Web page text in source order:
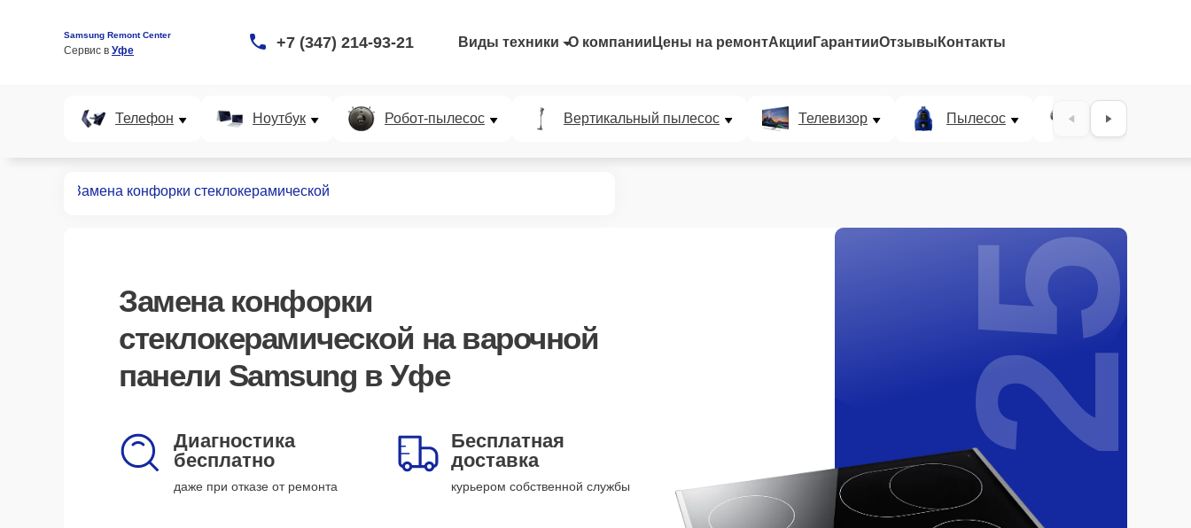
Samsung Remont Center
Сервис в Уфе +7 (347) 214-93-21 Виды техники О компании Цены на ремонтАкции ГарантииОтзывы Контакты
Телефон Ноутбук Робот-пылесос Вертикальный пылесос Телевизор Пылесос Проектор
Замена конфорки стеклокерамической
Замена конфорки
стеклокерамической на варочной
панели Samsung в Уфе
Диагностика
бесплатно
даже при отказе от ремонта
Бесплатная
доставка
курьером собственной службы
25%